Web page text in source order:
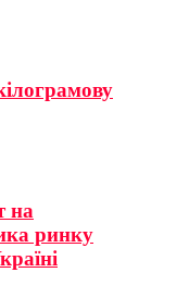
на
ринку